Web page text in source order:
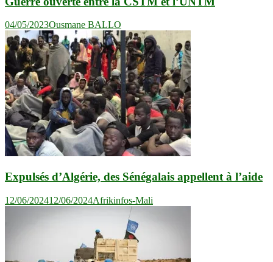
04/05/2023Ousmane BALLO
Expulsés d’Algérie, des Sénégalais appellent à l’aide
12/06/202412/06/2024Afrikinfos-Mali